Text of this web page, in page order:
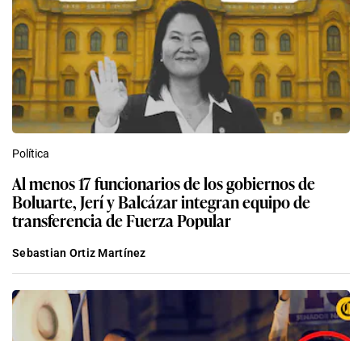
Política
Al menos 17 funcionarios de los gobiernos de
Boluarte, Jerí y Balcázar integran equipo de
transferencia de Fuerza Popular
Sebastian Ortiz Martínez